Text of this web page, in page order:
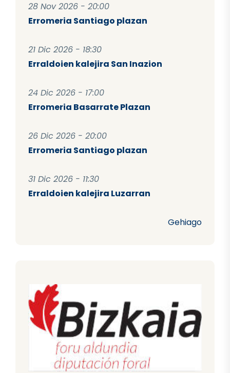
28 Nov 2026 - 20:00
Erromeria Santiago plazan
21 Dic 2026 - 18:30
Erraldoien kalejira San Inazion
24 Dic 2026 - 17:00
Erromeria Basarrate Plazan
26 Dic 2026 - 20:00
Erromeria Santiago plazan
31 Dic 2026 - 11:30
Erraldoien kalejira Luzarran
Gehiago